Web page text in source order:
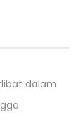
dalam